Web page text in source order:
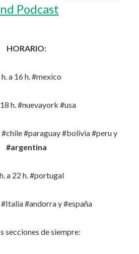
Podcast
HORARIO:
a 16 h. #mexico
h. #nuevayork #usa
#chile #paraguay #bolivia #peru y
#argentina
a 22 h. #portugal
#Italia #andorra y #españa
secciones de siempre: